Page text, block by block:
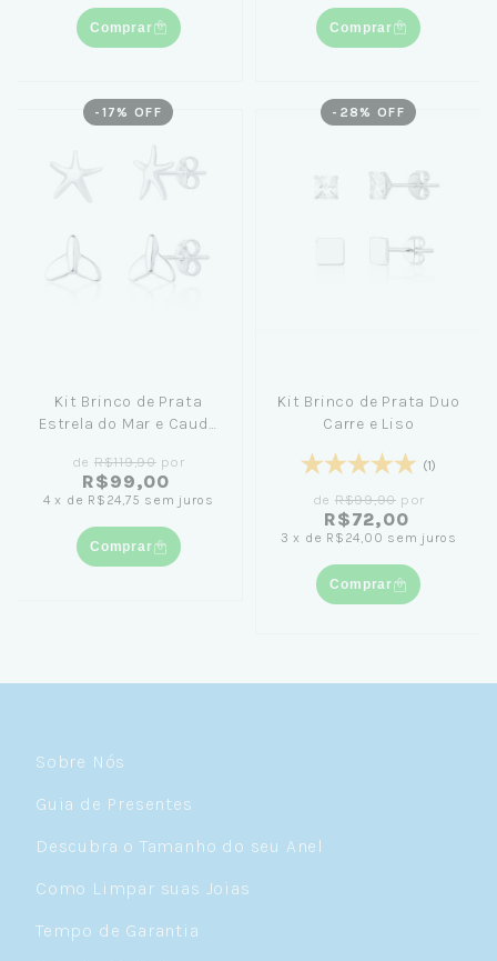
Comprar Comprar
- 17 % OFF
Kit Brinco de Prata
Estrela do Mar e Cauda
de R$119,90por
R$99,00
4 x de R$24,75 sem juros
Comprar
- 28 % OFF
Kit Brinco de Prata Duo
Carre e Liso
(1)
de R$99,90 por
R$72,00
3 x de R$24,00 sem juros
Comprar
Sobre Nós
Guia de Presentes
Descubra o Tamanho do seu Anel
Como Limpar suas Joias
Tempo de Garantia